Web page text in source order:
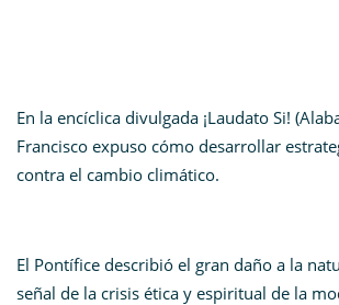
En la encíclica divulgada ¡Laudato Si!
Francisco expuso cómo desarrollar
contra el cambio climático.
El Pontífice describió el gran daño a la
señal de la crisis ética y espiritual de la